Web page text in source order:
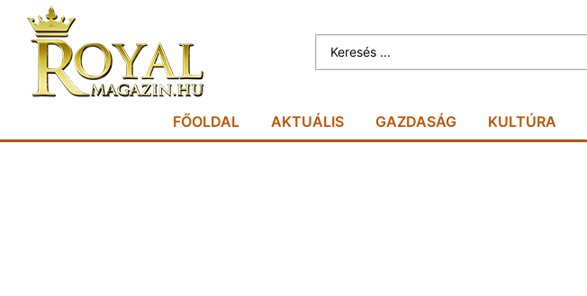
FŐOLDAL AKTUÁLIS GAZDASÁG KULTÚRA